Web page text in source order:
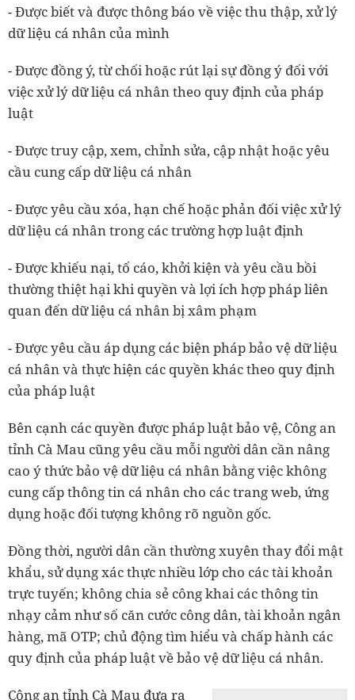
- Được biết và được thông báo về việc thu thập, xử lý
dữ liệu cá nhân của mình
- Được đồng ý, từ chối hoặc rút lại sự đồng ý đối với
việc xử lý dữ liệu cá nhân theo quy định của pháp
luật
- Được truy cập, xem, chỉnh sửa, cập nhật hoặc yêu
cầu cung cấp dữ liệu cá nhân
- Được yêu cầu xóa, hạn chế hoặc phản đối việc xử lý
dữ liệu cá nhân trong các trường hợp luật định
- Được khiếu nại, tố cáo, khởi kiện và yêu cầu bồi
thường thiệt hại khi quyền và lợi ích hợp pháp liên
quan đến dữ liệu cá nhân bị xâm phạm
- Được yêu cầu áp dụng các biện pháp bảo vệ dữ liệu
cá nhân và thực hiện các quyền khác theo quy định
của pháp luật
Bên cạnh các quyền được pháp luật bảo vệ, Công an
tỉnh Cà Mau cũng yêu cầu mỗi người dân cần nâng
cao ý thức bảo vệ dữ liệu cá nhân bằng việc không
cung cấp thông tin cá nhân cho các trang web, ứng
dụng hoặc đối tượng không rõ nguồn gốc.
Đồng thời, người dân cần thường xuyên thay đổi mật
khẩu, sử dụng xác thực nhiều lớp cho các tài khoản
trực tuyến; không chia sẻ công khai các thông tin
nhạy cảm như số căn cước công dân, tài khoản ngân
hàng, mã OTP; chủ động tìm hiểu và chấp hành các
quy định của pháp luật về bảo vệ dữ liệu cá nhân.
Công an tỉnh Cà Mau đưa ra